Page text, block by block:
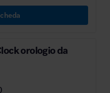
orologio da